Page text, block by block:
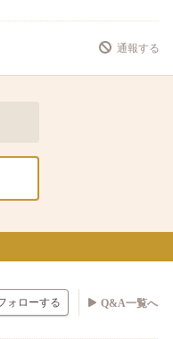
通報する
ォローする Q&A一覧へ